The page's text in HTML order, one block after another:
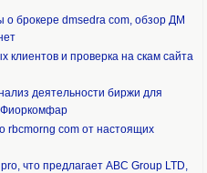
о брокере dmsedra com, обзор ДМ
клиентов и проверка на скам сайта
деятельности биржи для
Фиоркомфар
rbcmorng com от настоящих
что предлагает ABC Group LTD,